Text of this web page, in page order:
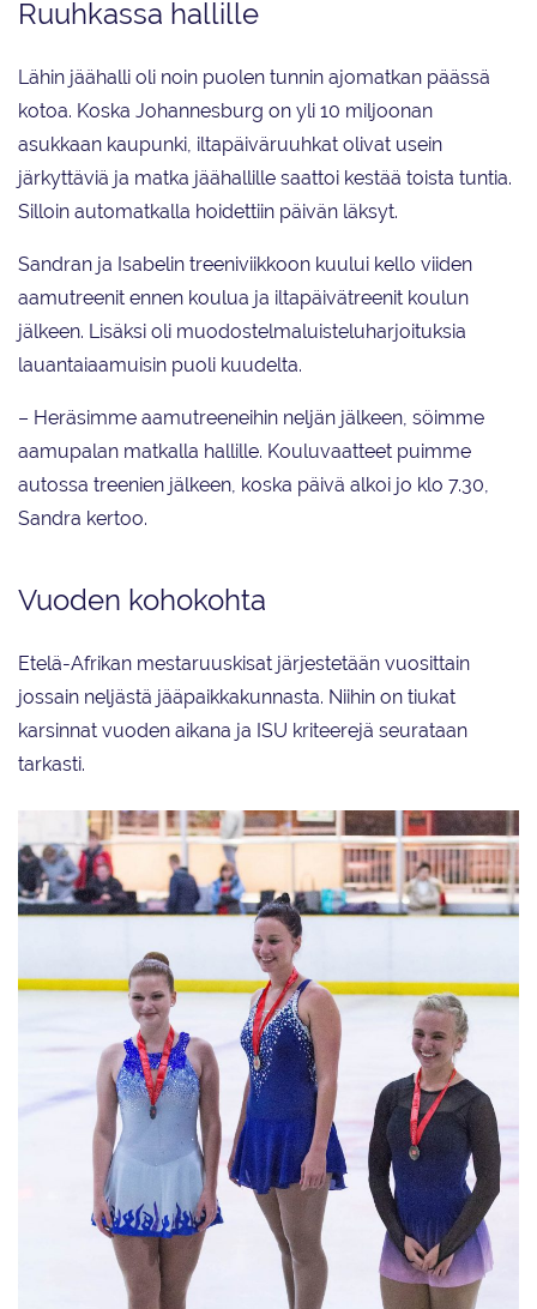
Ruuhkassa hallille
Lähin jäähalli oli noin puolen tunnin ajomatkan päässä
kotoa. Koska Johannesburg on yli 10 miljoonan
asukkaan kaupunki, iltapäiväruuhkat olivat usein
järkyttäviä ja matka jäähallille saattoi kestää toista tuntia.
Silloin automatkalla hoidettiin päivän läksyt.
Sandran ja Isabelin treeniviikkoon kuului kello viiden
aamutreenit ennen koulua ja iltapäivätreenit koulun
jälkeen. Lisäksi oli muodostelmaluisteluharjoituksia
lauantaiaamuisin puoli kuudelta.
– Heräsimme aamutreeneihin neljän jälkeen, söimme
aamupalan matkalla hallille. Kouluvaatteet puimme
autossa treenien jälkeen, koska päivä alkoi jo klo 7.30,
Sandra kertoo.
Vuoden kohokohta
Etelä-Afrikan mestaruuskisat järjestetään vuosittain
jossain neljästä jääpaikkakunnasta. Niihin on tiukat
karsinnat vuoden aikana ja ISU kriteerejä seurataan
tarkasti.